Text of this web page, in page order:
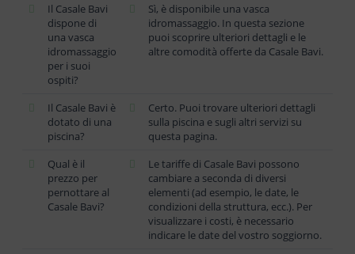
Il Casale Bavi
dispone di
una vasca
idromassaggio
per i suoi
ospiti?
Sì, è disponibile una vasca
idromassaggio. In questa sezione
puoi scoprire ulteriori dettagli e le
altre comodità offerte da Casale Bavi.
Il Casale Bavi è
dotato di una
piscina?
Certo. Puoi trovare ulteriori dettagli
sulla piscina e sugli altri servizi su
questa pagina.
Qual è il
prezzo per
pernottare al
Casale Bavi?
Le tariffe di Casale Bavi possono
cambiare a seconda di diversi
elementi (ad esempio, le date, le
condizioni della struttura, ecc.). Per
visualizzare i costi, è necessario
indicare le date del vostro soggiorno.